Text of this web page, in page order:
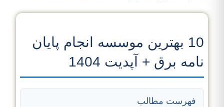
10 بهترین موسسه انجام پایان
نامه برق + آپدیت 1404
فهرست مطالب